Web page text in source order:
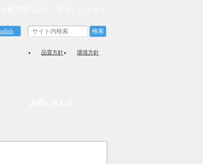
環境方針
品質方針